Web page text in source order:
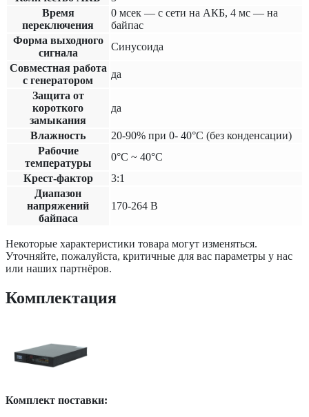
Время
переключения
0 мсек — с сети на АКБ, 4 мс — на
байпас
Форма выходного
сигнала
Синусоида
Совместная работа
с генератором
да
Защита от
короткого
замыкания
да
Влажность
20-90% при 0- 40°С (без конденсации)
Рабочие
температуры
0°С ~ 40°С
Крест-фактор
3:1
Диапазон
напряжений
байпаса
170-264 В
Некоторые характеристики товара могут изменяться.
Уточняйте, пожалуйста, критичные для вас параметры у нас
или наших партнёров.
Комплектация
Комплект поставки: